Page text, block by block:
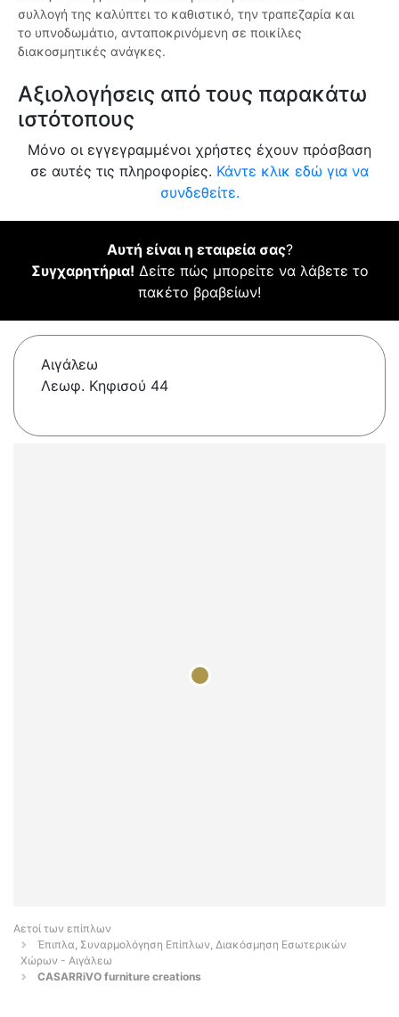
συλλογή της καλύπτει το καθιστικό, την τραπεζαρία και
το υπνοδωμάτιο, ανταποκρινόμενη σε ποικίλες
διακοσμητικές ανάγκες.
Αξιολογήσεις από τους παρακάτω
ιστότοπους
Μόνο οι εγγεγραμμένοι χρήστες έχουν πρόσβαση
σε αυτές τις πληροφορίες. Κάντε κλικ εδώ για να
συνδεθείτε.
Αυτή είναι η εταιρεία σας?
Συγχαρητήρια! Δείτε πώς μπορείτε να λάβετε το
πακέτο βραβείων!
Αιγάλεω
Λεωφ. Κηφισού 44
Αετοί των επίπλων
Έπιπλα, Συναρμολόγηση Επίπλων, Διακόσμηση Εσωτερικών
Χώρων - Αιγάλεω
CASARRiVO furniture creations